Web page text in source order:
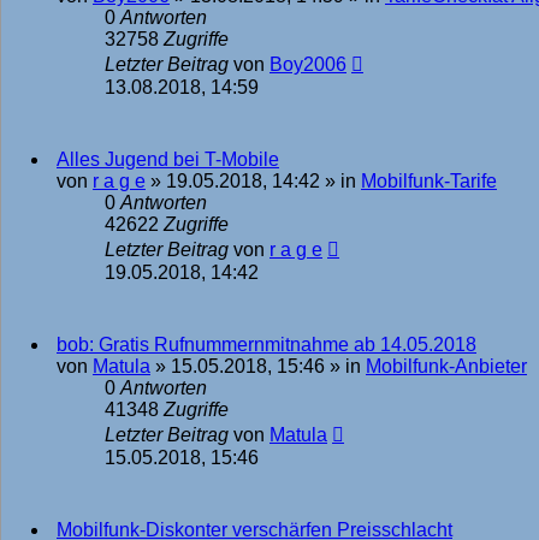
0Antworten
32758Zugriffe
Letzter Beitrag von Boy2006
13.08.2018, 14:59
Alles Jugend bei T-Mobile
von r a g e » 19.05.2018, 14:42 » in Mobilfunk-Tarife
0Antworten
42622Zugriffe
Letzter Beitrag von r a g e
19.05.2018, 14:42
bob: Gratis Rufnummernmitnahme ab 14.05.2018
von Matula » 15.05.2018, 15:46 » in Mobilfunk-Anbieter
0Antworten
41348Zugriffe
Letzter Beitrag von Matula
15.05.2018, 15:46
Mobilfunk-Diskonter verschärfen Preisschlacht